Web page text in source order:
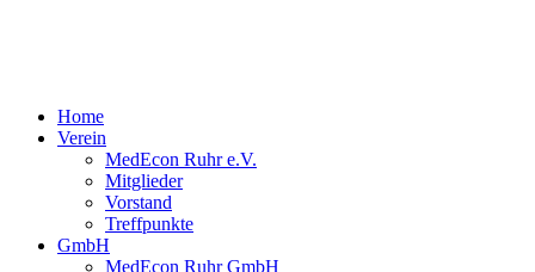
Home
Verein
MedEcon Ruhr e.V.
Mitglieder
Vorstand
Treffpunkte
GmbH
MedEcon Ruhr GmbH